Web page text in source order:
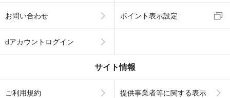
お問い合わせ ポイント表示設定
dアカウントログイン
サイト情報
ご利用規約 提供事業者等に関する表示